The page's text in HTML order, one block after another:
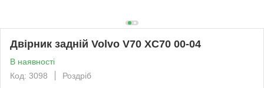
Двірник задній Volvo V70 XC70 00-04
В наявності
Код: 3098
Роздріб